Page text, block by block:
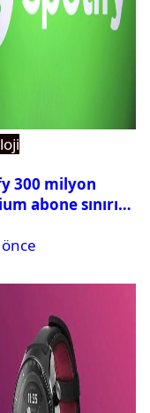
300 milyon
abone sınırını